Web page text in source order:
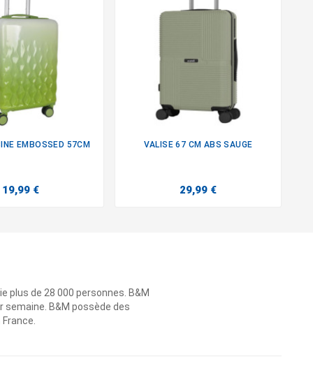
EMBOSSED 57CM
19,99 €
VALISE 67 CM ABS SAUGE
29,99 €
plus de 28 000 personnes. B&M
B&M possède des